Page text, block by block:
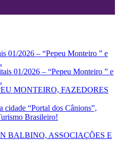
01/2026 – “Pepeu Monteiro ” e
01/2026 – “Pepeu Monteiro ” e
MONTEIRO, FAZEDORES
cidade “Portal dos Cânions”,
Brasileiro!
BALBINO, ASSOCIAÇÕES E